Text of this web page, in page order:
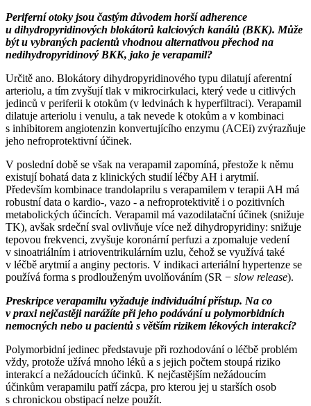
Periferní otoky jsou častým důvodem horší adherence
u dihydropyridinových blokátorů kalciových kanálů (BKK). Může
být u vybraných pacientů vhodnou alternativou přechod na
nedihydropyridinový BKK, jako je verapamil?
Určitě ano. Blokátory dihydropyridinového typu dilatují aferentní
arteriolu, a tím zvyšují tlak v mikrocirkulaci, který vede u citlivých
jedinců v periferii k otokům (v ledvinách k hyperfiltraci). Verapamil
dilatuje arteriolu i venulu, a tak nevede k otokům a v kombinaci
s inhibitorem angiotenzin konvertujícího enzymu (ACEi) zvýrazňuje
jeho nefroprotektivní účinek.
V poslední době se však na verapamil zapomíná, přestože k němu
existují bohatá data z klinických studií léčby AH i arytmií.
Především kombinace trandolaprilu s verapamilem v terapii AH má
robustní data o kardio-, vazo -⁠ a nefroprotektivitě i o pozitivních
metabolických účincích. Verapamil má vazodilatační účinek (snižuje
TK), avšak srdeční sval ovlivňuje více než dihydropyridiny: snižuje
tepovou frekvenci, zvyšuje koronární perfuzi a zpomaluje vedení
v sinoatriálním i atrioventrikulárním uzlu, čehož se využívá také
v léčbě arytmií a anginy pectoris. V indikaci arteriální hypertenze se
používá forma s prodlouženým uvolňováním (SR −⁠ slow release).
Preskripce verapamilu vyžaduje individuální přístup. Na co
v praxi nejčastěji narážíte při jeho podávání u polymorbidních
nemocných nebo u pacientů s větším rizikem lékových interakcí?
Polymorbidní jedinec představuje při rozhodování o léčbě problém
vždy, protože užívá mnoho léků a s jejich počtem stoupá riziko
interakcí a nežádoucích účinků. K nejčastějším nežádoucím
účinkům verapamilu patří zácpa, pro kterou jej u starších osob
s chronickou obstipací nelze použít.